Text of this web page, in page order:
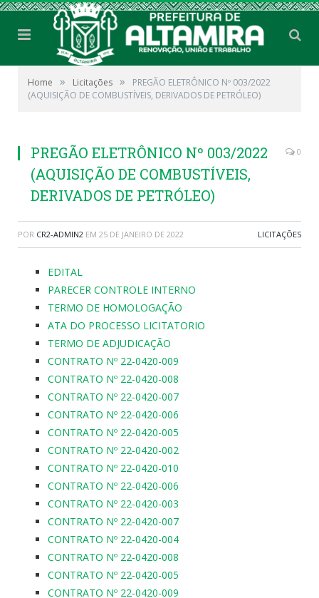
Home » Licitações »
PREGÃO ELETRÔNICO Nº 003/2022
(AQUISIÇÃO DE COMBUSTÍVEIS, DERIVADOS DE PETRÓLEO)
PREGÃO ELETRÔNICO Nº 003/2022
(AQUISIÇÃO DE COMBUSTÍVEIS,
DERIVADOS DE PETRÓLEO)
0
POR CR2-ADMIN2 EM 25 DE JANEIRO DE 2022 LICITAÇÕES
EDITAL
PARECER CONTROLE INTERNO
TERMO DE HOMOLOGAÇÃO
ATA DO PROCESSO LICITATORIO
TERMO DE ADJUDICAÇÃO
CONTRATO Nº 22-0420-009
CONTRATO Nº 22-0420-008
CONTRATO Nº 22-0420-007
CONTRATO Nº 22-0420-006
CONTRATO Nº 22-0420-005
CONTRATO Nº 22-0420-002
CONTRATO Nº 22-0420-010
CONTRATO Nº 22-0420-006
CONTRATO Nº 22-0420-003
CONTRATO Nº 22-0420-007
CONTRATO Nº 22-0420-004
CONTRATO Nº 22-0420-008
CONTRATO Nº 22-0420-005
CONTRATO Nº 22-0420-009